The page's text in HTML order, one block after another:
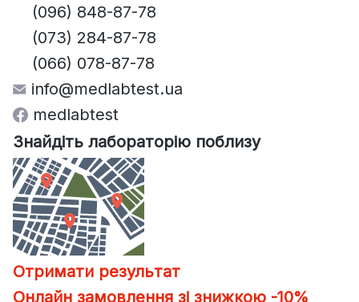
(096) 848-87-78
(073) 284-87-78
(066) 078-87-78
info@medlabtest.ua
medlabtest
Знайдіть лабораторію поблизу
Отримати результат
Онлайн замовлення зі знижкою -10%